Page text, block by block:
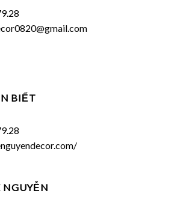
BIẾT
NGUYỄN